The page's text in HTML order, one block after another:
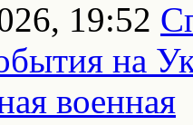
19:52
на